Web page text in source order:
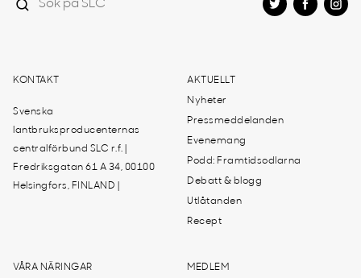
KONTAKT
Svenska
lantbruksproducenternas
centralförbund SLC r.f. |
Fredriksgatan 61 A 34, 00100
Helsingfors, FINLAND |
AKTUELLT
Nyheter
Pressmeddelanden
Evenemang
Podd: Framtidsodlarna
Debatt & blogg
Utlåtanden
Recept
VÅRA NÄRINGAR MEDLEM